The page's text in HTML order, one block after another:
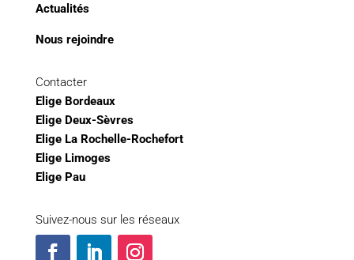
Actualités
Nous rejoindre
Contacter
Elige Bordeaux
Elige Deux-Sèvres
Elige La Rochelle-Rochefort
Elige Limoges
Elige Pau
Suivez-nous sur les réseaux